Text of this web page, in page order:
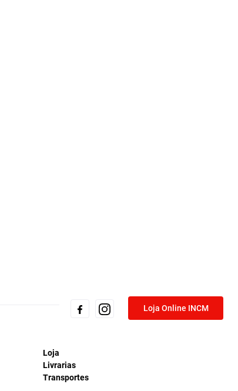
Loja Online INCM
Loja
Livrarias
Transportes